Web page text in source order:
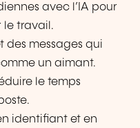
avec l’IA pour
le travail.
des messages qui
un aimant.
le temps
identifiant et en